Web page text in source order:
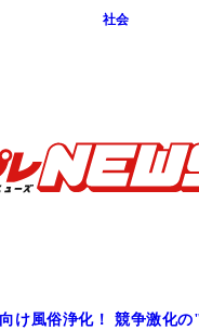
社会
け風俗浄化！ 競争激化